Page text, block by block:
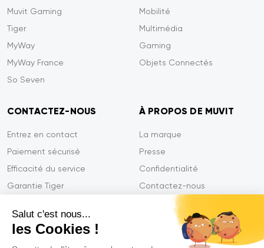
Salut c'est nous...
les Cookies !
Muvit Gaming
Tiger
MyWay
MyWay France
So Seven
Mobilité
Multimédia
Gaming
Objets Connectés
CONTACTEZ-NOUS
Entrez en contact
Paiement sécurisé
Efficacité du service
Garantie Tiger
À PROPOS DE MUVIT
La marque
Presse
Confidentialité
Contactez-nous